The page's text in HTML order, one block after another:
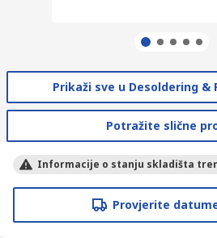
Prikaži sve u Desoldering &
Potražite slične
Informacije o stanju skladišta
Provjerite